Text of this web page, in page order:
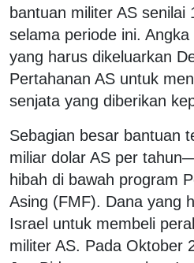
bantuan militer AS senilai
selama periode ini.
yang harus dikeluarkan
Pertahanan AS untuk
senjata yang diberikan
Sebagian besar bantuan
miliar dolar AS per
hibah di bawah program
Asing (FMF). Dana yang
Israel untuk membeli
militer AS. Pada Oktober